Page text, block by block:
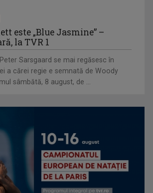
în curând la TVR 1 și TVR 2
la Băile Tușnad | VIDEO
este „Blue Jasmine” –
la TVR 1
Sarsgaard se mai regăsesc în
a cărei regie e semnată de Woody
sâmbătă, 8 august, de ...